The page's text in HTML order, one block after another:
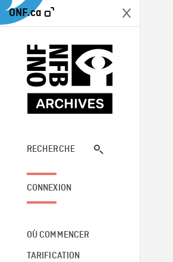
ONF.ca
RECHERCHE
CONNEXION
OÙ COMMENCER
TARIFICATION